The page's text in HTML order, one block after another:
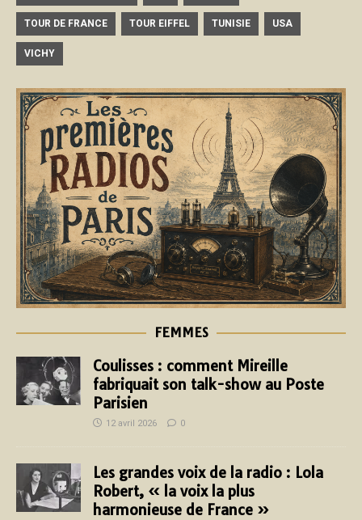
TOUR DE FRANCE TOUR EIFFEL TUNISIE USA
VICHY
FEMMES
Coulisses : comment Mireille
fabriquait son talk-show au Poste
Parisien
12 avril 2026 0
Les grandes voix de la radio : Lola
Robert, « la voix la plus
harmonieuse de France »